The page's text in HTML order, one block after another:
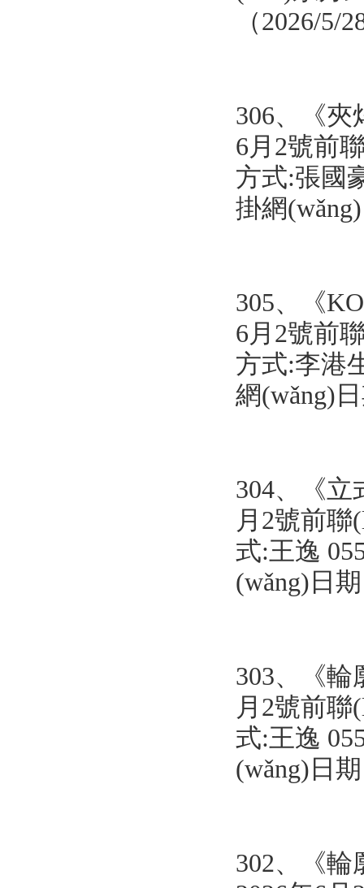
（2026/5/
306、
《
6月2號前
方式:張國
掛網
305、
《
6月2號前
方式:李港
網(wǎng)
304、《立
月2號前
式:王逸
(wǎng)日
303、《輪
月2號前
式:王逸
(wǎng)日
302、《輪